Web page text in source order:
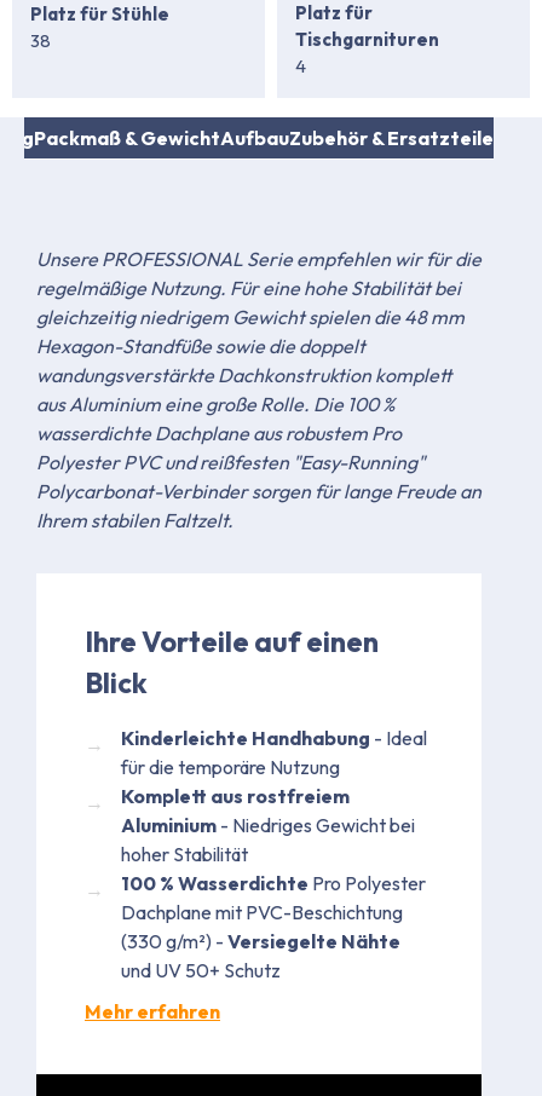
Platz für Stühle
38
Platz für
Tischgarnituren
4
Packmaß & GewichtAufbauZubehör & Ersatzteile
Unsere PROFESSIONAL Serie empfehlen wir für die
regelmäßige Nutzung. Für eine hohe Stabilität bei
gleichzeitig niedrigem Gewicht spielen die 48 mm
Hexagon-Standfüße sowie die doppelt
wandungsverstärkte Dachkonstruktion komplett
aus Aluminium eine große Rolle. Die 100 %
wasserdichte Dachplane aus robustem Pro
Polyester PVC und reißfesten "Easy-Running"
Polycarbonat-Verbinder sorgen für lange Freude an
Ihrem stabilen Faltzelt.
Ihre Vorteile auf einen
Blick
Kinderleichte Handhabung - Ideal
für die temporäre Nutzung​
Komplett aus rostfreiem
Aluminium - Niedriges Gewicht bei
hoher Stabilität
100 % Wasserdichte Pro Polyester
Dachplane mit PVC-Beschichtung
(330 g/m²) - Versiegelte Nähte
und UV 50+ Schutz
Mehr erfahren